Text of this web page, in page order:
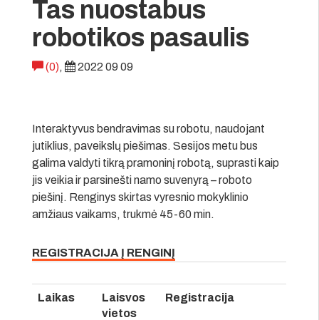
Tas nuostabus
robotikos pasaulis
(0), 2022 09 09
Interaktyvus bendravimas su robotu, naudojant
jutiklius, paveikslų piešimas. Sesijos metu bus
galima valdyti tikrą pramoninį robotą, suprasti kaip
jis veikia ir parsinešti namo suvenyrą – roboto
piešinį. Renginys skirtas vyresnio mokyklinio
amžiaus vaikams, trukmė 45-60 min.
REGISTRACIJA Į RENGINĮ
Laikas
Laisvos
vietos
Registracija